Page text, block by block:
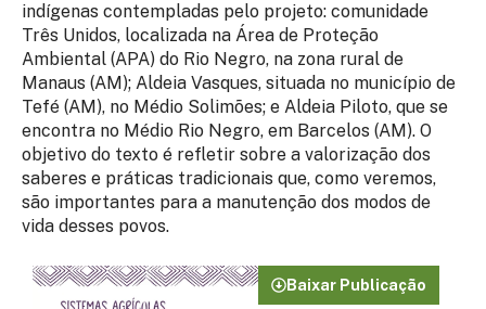
indígenas contempladas pelo projeto: comunidade
Três Unidos, localizada na Área de Proteção
Ambiental (APA) do Rio Negro, na zona rural de
Manaus (AM); Aldeia Vasques, situada no município de
Tefé (AM), no Médio Solimões; e Aldeia Piloto, que se
encontra no Médio Rio Negro, em Barcelos (AM). O
objetivo do texto é refletir sobre a valorização dos
saberes e práticas tradicionais que, como veremos,
são importantes para a manutenção dos modos de
vida desses povos.
Baixar Publicação